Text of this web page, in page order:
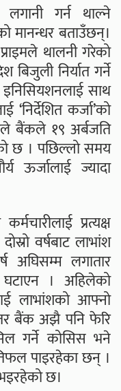
गर्न थाल्ने
मानन्धर बताउँछन्।
थालनी गरेको
निर्यात गर्ने
साथ
‘निर्देशित कर्जा’को
बैंकले १९ अर्बजति
छ । पछिल्लो समय
ऊर्जालाई ज्यादा
प्रत्यक्ष
वर्षबाट लाभांश
अघिसम्म लगातार
घटाएन । अहिलेको
लाभांशको आफ्नो
बैंक अझै पनि फेरि
गर्ने कोसिस भने
पाइरहेका छन् ।
छ।